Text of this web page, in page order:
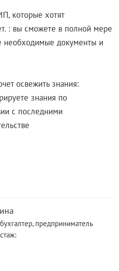
которые хотят
: вы сможете в полной мере
необходимые документы и
освежить знания:
знания по
с последними
предприниматель